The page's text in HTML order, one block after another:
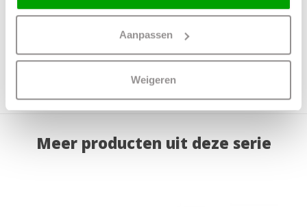
Aanpassen
Weigeren
Meer producten uit deze serie